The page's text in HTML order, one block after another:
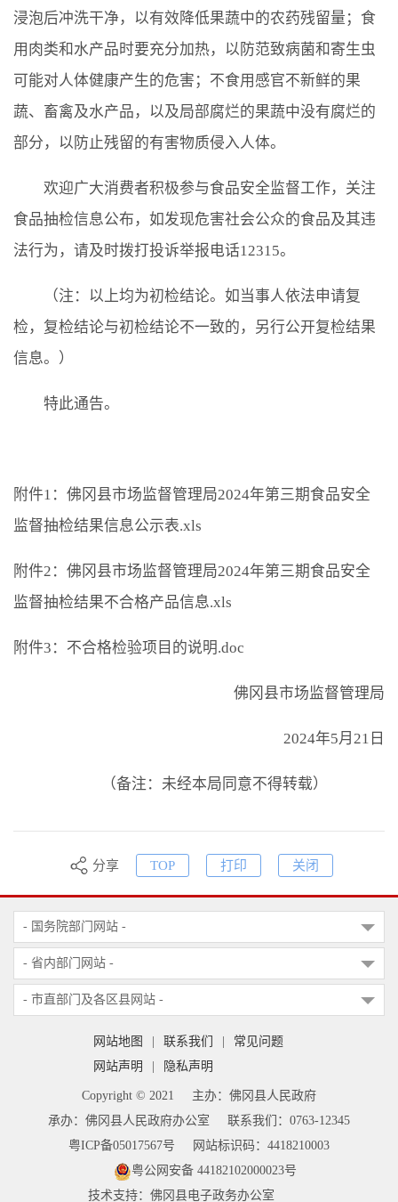
浸泡后冲洗干净，以有效降低果蔬中的农药残留量；食
用肉类和水产品时要充分加热，以防范致病菌和寄生虫
可能对人体健康产生的危害；不食用感官不新鲜的果
蔬、畜禽及水产品，以及局部腐烂的果蔬中没有腐烂的
部分，以防止残留的有害物质侵入人体。
欢迎广大消费者积极参与食品安全监督工作，关注
食品抽检信息公布，如发现危害社会公众的食品及其违
法行为，请及时拨打投诉举报电话12315。
（注：以上均为初检结论。如当事人依法申请复
检，复检结论与初检结论不一致的，另行公开复检结果
信息。）
特此通告。
附件1：佛冈县市场监督管理局2024年第三期食品安全
监督抽检结果信息公示表.xls
附件2：佛冈县市场监督管理局2024年第三期食品安全
监督抽检结果不合格产品信息.xls
附件3：不合格检验项目的说明.doc
佛冈县市场监督管理局
2024年5月21日
（备注：未经本局同意不得转载）
分享 TOP 打印 关闭
- 国务院部门网站 -
- 省内部门网站 -
- 市直部门及各区县网站 -
网站地图 联系我们
常见问题
网站声明
隐私声明
Copyright © 2021
主办：佛冈县人民政府
承办：佛冈县人民政府办公室
联系我们：0763-12345
粤ICP备05017567号
网站标识码：4418210003
粤公网安备 44182102000023号
技术支持：佛冈县电子政务办公室